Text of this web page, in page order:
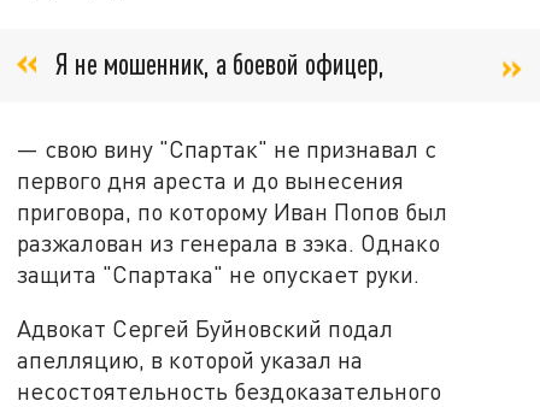
Я не мошенник, а боевой офицер,
— свою вину "Спартак" не признавал с
первого дня ареста и до вынесения
приговора, по которому Иван Попов был
разжалован из генерала в зэка. Однако
защита "Спартака" не опускает руки.
Адвокат Сергей Буйновский подал
апелляцию, в которой указал на
несостоятельность бездоказательного